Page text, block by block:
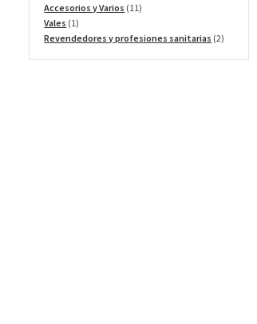
productos
Accesorios y Varios 1111
Vales 11
producto
Revendedores y profesiones sanitarias 22